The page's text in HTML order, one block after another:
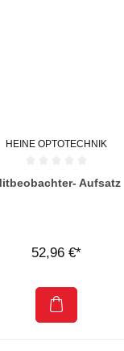
HEINE OPTOTECHNIK
Bewertung von 0 von
Aufsatz
52,96 €*